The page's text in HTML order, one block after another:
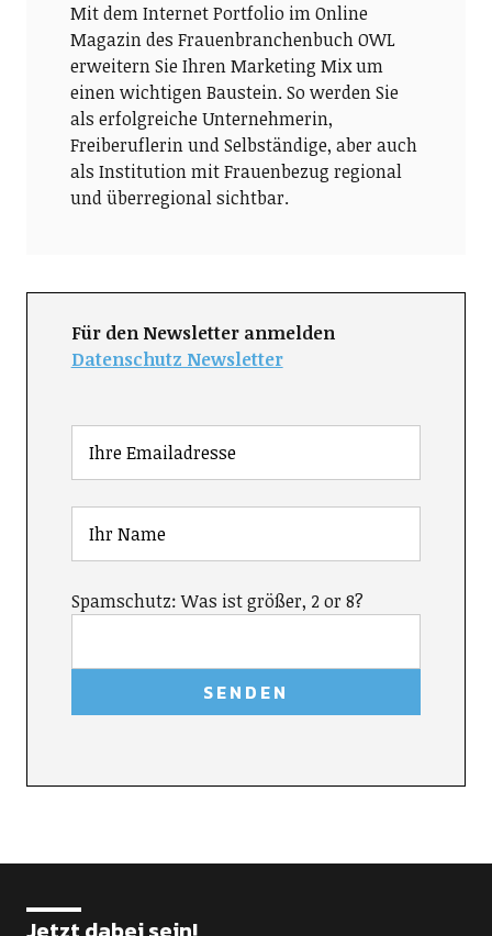
Mit dem Internet Portfolio im Online
Magazin des Frauenbranchenbuch OWL
erweitern Sie Ihren Marketing Mix um
einen wichtigen Baustein. So werden Sie
als erfolgreiche Unternehmerin,
Freiberuflerin und Selbständige, aber auch
als Institution mit Frauenbezug regional
und überregional sichtbar.
Für den Newsletter anmelden
Datenschutz Newsletter
Spamschutz: Was ist größer, 2 or 8?